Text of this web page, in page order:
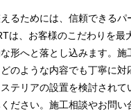
るためには、信頼できるパ
は、お客様のこだわりを最
形へと落とし込みます。施
のような内容でも丁寧に対
テリアの設置を検討されて
ださい。施工相談やお問い